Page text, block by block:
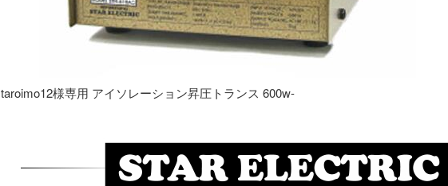
taroimo12様専用 アイソレーション昇圧トランス 600w-